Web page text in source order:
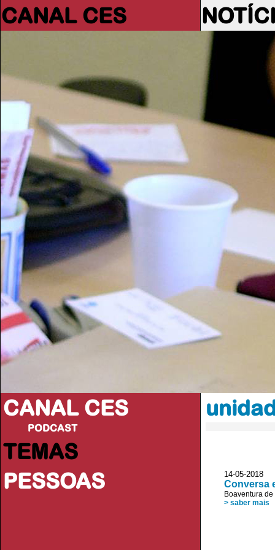
CANAL CES
CANAL CES
PODCAST
TEMAS
PESSOAS
14-05-
Conversa
Boaventura
> saber mais